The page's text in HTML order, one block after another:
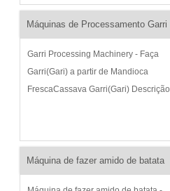
alimento básico com raízes
profundas na história de Gana ...
Máquinas de Processamento Garri
Garri Processing Machinery - Faça
Garri(Gari) a partir de Mandioca
FrescaCassava Garri(Gari) Descrição
e gelatinizada, muito popular na
África Ocidental...
Máquina de fazer amido de batata